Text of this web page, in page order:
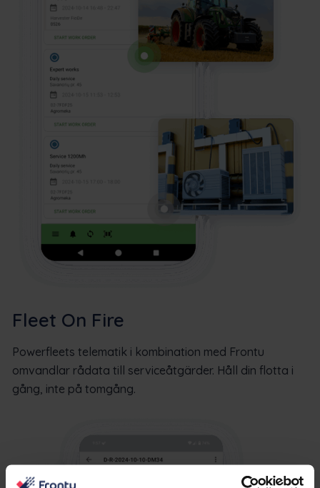
Fleet On Fire
Powerfleets telematik i kombination med Frontu
omvandlar rådata till serviceåtgärder. Håll din flotta i
gång, inte på tomgång.